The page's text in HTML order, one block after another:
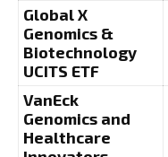
Global X
Genomics &
Biotechnology
UCITS ETF
VanEck
Genomics and
Healthcare